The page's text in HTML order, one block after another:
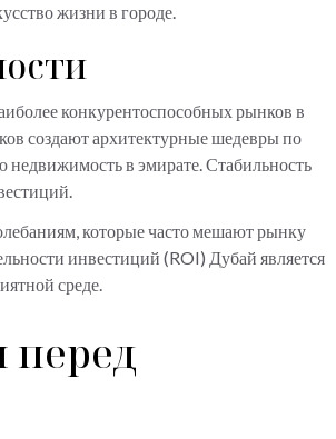
жизни в городе.
конкурентоспособных рынков в
создают архитектурные шедевры по
в эмирате. Стабильность
которые часто мешают рынку
инвестиций (ROI) Дубай является
среде.
перед